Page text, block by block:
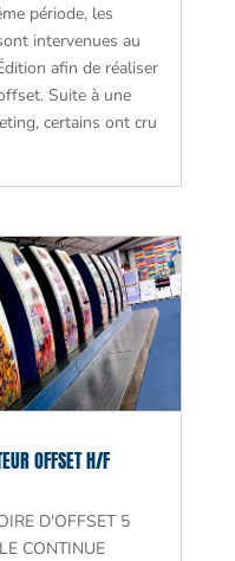
période, les
intervenues au
afin de réaliser
Suite à une
certains ont cru
OFFSET H/F
D'OFFSET 5
CONTINUE